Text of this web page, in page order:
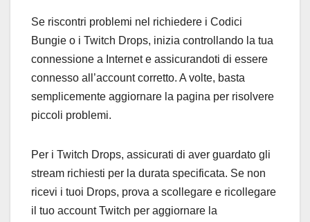
Se riscontri problemi nel richiedere i Codici
Bungie o i Twitch Drops, inizia controllando la tua
connessione a Internet e assicurandoti di essere
connesso all’account corretto. A volte, basta
semplicemente aggiornare la pagina per risolvere
piccoli problemi.
Per i Twitch Drops, assicurati di aver guardato gli
stream richiesti per la durata specificata. Se non
ricevi i tuoi Drops, prova a scollegare e ricollegare
il tuo account Twitch per aggiornare la